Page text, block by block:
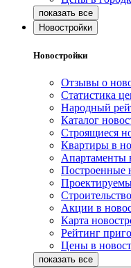
Новостройки
Новостройки
Отзывы о
Статистика
Народный
Каталог
Строящиеся
Квартиры в
Апартаменты
Построенные
Акции в
Карта
Рейтинг
Цены в